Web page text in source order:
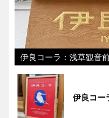
伊良コーラ：浅草観音
伊良コー